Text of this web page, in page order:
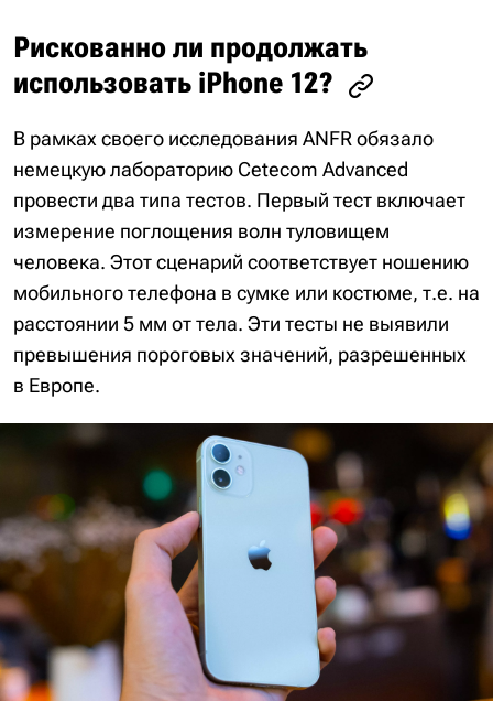
Рискованно ли продолжать
использовать iPhone 12?
В рамках своего исследования ANFR обязало
немецкую лабораторию Cetecom Advanced
провести два типа тестов. Первый тест включает
измерение поглощения волн туловищем
человека. Этот сценарий соответствует ношению
мобильного телефона в сумке или костюме, т.е. на
расстоянии 5 мм от тела. Эти тесты не выявили
превышения пороговых значений, разрешенных
в Европе.